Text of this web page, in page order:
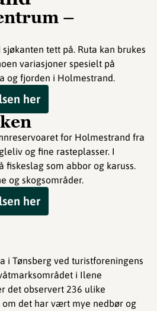
–
tett på. Ruta kan brukes
variasjoner spesielt på
og fjorden i Holmestrand.
her
for Holmestrand fra
og fine rasteplasser. I
fiskeslag som abbor og karuss.
og skogsområder.
her
i Tønsberg ved turistforeningens
i Ilene
det observert 236 ulike
om det har vært mye nedbør og